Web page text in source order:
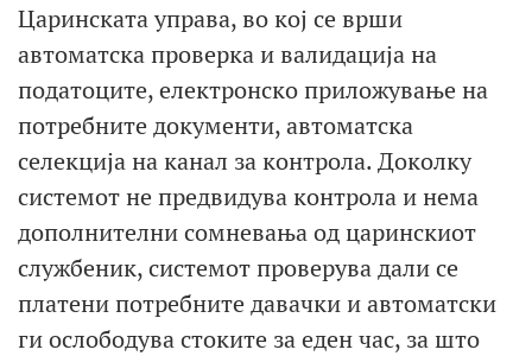
Царинската управа, во кој се врши
автоматска проверка и валидација на
податоците, електронско приложување на
потребните документи, автоматска
селекција на канал за контрола. Доколку
системот не предвидува контрола и нема
дополнителни сомневања од царинскиот
службеник, системот проверува дали се
платени потребните давачки и автоматски
ги ослободува стоките за еден час, за што